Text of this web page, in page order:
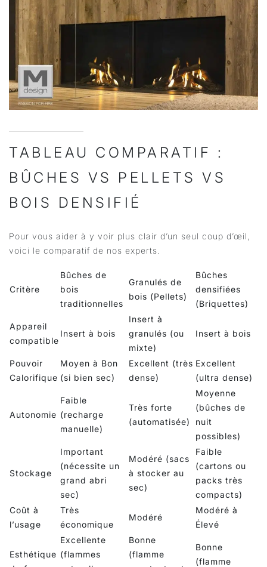
TABLEAU COMPARATIF :
BÛCHES VS PELLETS VS
BOIS DENSIFIÉ
Pour vous aider à y voir plus clair d’un seul coup d’œil,
voici le comparatif de nos experts.
Critère
Bûches de
bois
traditionnelles
Granulés de
bois (Pellets)
Bûches
densifiées
(Briquettes)
Appareil
compatible
Insert à bois
Insert à
granulés (ou
mixte)
Insert à bois
Pouvoir
Calorifique
Moyen à Bon
(si bien sec)
Excellent (très
dense)
Excellent
(ultra dense)
Autonomie
Faible
(recharge
manuelle)
Très forte
(automatisée)
Moyenne
(bûches de
nuit
possibles)
Stockage
Important
(nécessite un
grand abri
sec)
Modéré (sacs
à stocker au
sec)
Faible
(cartons ou
packs très
compacts)
Coût à
l’usage
Très
économique
Modéré
Modéré à
Élevé
Esthétique
Excellente
(flammes
Bonne
(flamme
Bonne
(flamme